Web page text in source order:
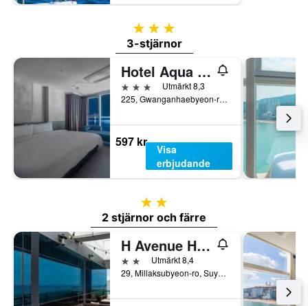
3 stjärnor
3-stjärnor
Hotel Aqua Palace
3 stjärnorUtmärkt 8,3
225, Gwanganhaebyeon-ro, Suyeong-gu, Pusan, Sydkorea
597 kr
Visa
erbjudande
2 stjärnor
2 stjärnor och färre
H Avenue Hotel Gwangalli
2 stjärnorUtmärkt 8,4
29, Millaksubyeon-ro, Suyeong-gu, Pusan, Sydkorea